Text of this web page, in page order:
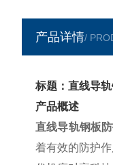
产品详情/
标题：直线导
产品概述
直线导轨钢板
着有效的防护